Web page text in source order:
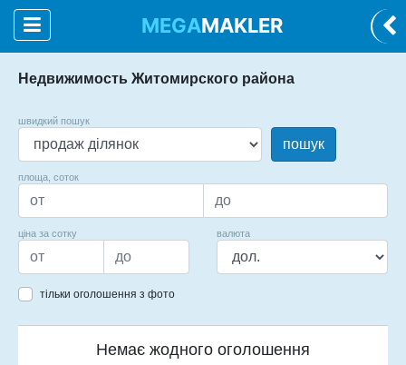
MEGAMAKLER
Недвижимость Житомирского района
швидкий пошук
пошук
площа, соток
ціна за сотку валюта
тільки оголошення з фото
Немає жодного оголошення